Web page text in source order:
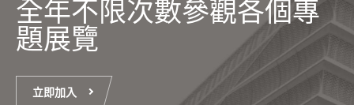
全年不限次數參觀各個專
題展覽
立即加入